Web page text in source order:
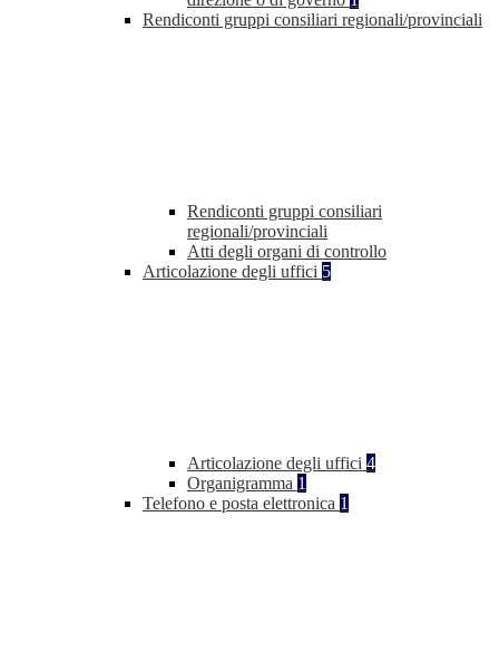
Rendiconti gruppi consiliari regionali/provinciali
Rendiconti gruppi consiliari
regionali/provinciali
Atti degli organi di controllo
Articolazione degli uffici 5
Articolazione degli uffici 4
Organigramma 1
Telefono e posta elettronica 1